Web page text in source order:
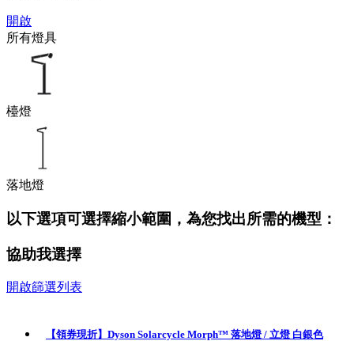
開啟
所有燈具
檯燈
落地燈
以下選項可選擇縮小範圍，為您找出所需的機型：
協助我選擇
開啟篩選列表
【領券現折】Dyson Solarcycle Morph™ 落地燈 / 立燈 白銀色